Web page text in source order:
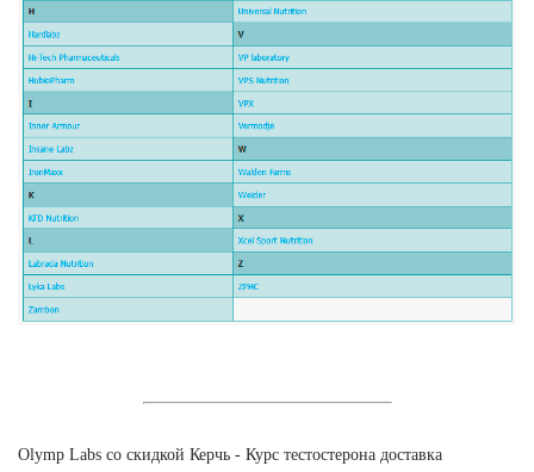
Olymp Labs со скидкой Керчь - Курс тестостерона доставка